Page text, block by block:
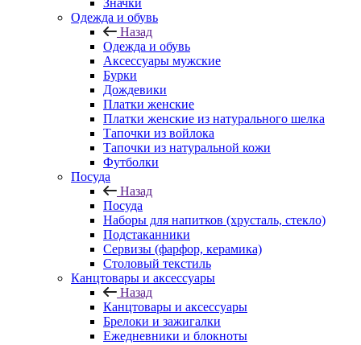
Значки
Одежда и обувь
Назад
Одежда и обувь
Аксессуары мужские
Бурки
Дождевики
Платки женские
Платки женские из натурального шелка
Тапочки из войлока
Тапочки из натуральной кожи
Футболки
Посуда
Назад
Посуда
Наборы для напитков (хрусталь, стекло)
Подстаканники
Сервизы (фарфор, керамика)
Столовый текстиль
Канцтовары и аксессуары
Назад
Канцтовары и аксессуары
Брелоки и зажигалки
Ежедневники и блокноты